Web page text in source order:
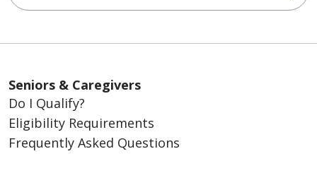
Seniors & Caregivers
Do I Qualify?
Eligibility Requirements
Frequently Asked Questions